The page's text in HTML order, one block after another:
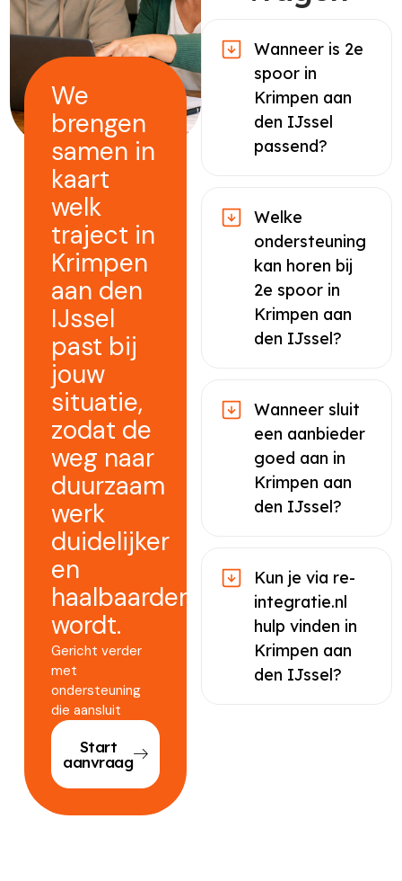
We
brengen
samen in
kaart
welk
traject in
Krimpen
aan den
IJssel
past bij
jouw
situatie,
zodat de
weg naar
duurzaam
werk
duidelijker
en
haalbaarder
wordt.
Gericht verder
met
ondersteuning
die aansluit
Start
aanvraag
Wanneer is 2e
spoor in
Krimpen aan
den IJssel
passend?
Welke
ondersteuning
kan horen bij
2e spoor in
Krimpen aan
den IJssel?
Wanneer sluit
een aanbieder
goed aan in
Krimpen aan
den IJssel?
Kun je via re-
integratie.nl
hulp vinden in
Krimpen aan
den IJssel?